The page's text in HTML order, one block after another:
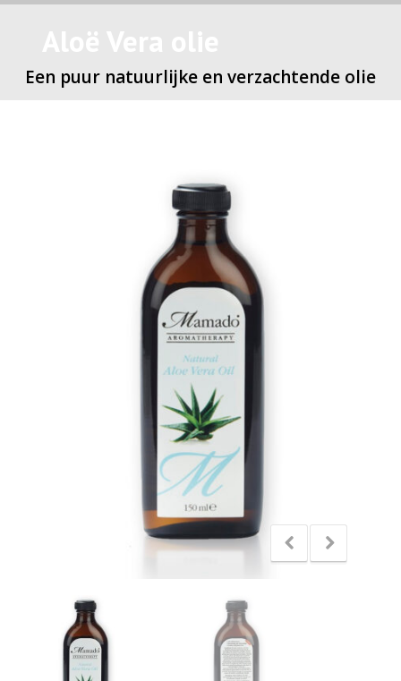
Een puur natuurlijke en verzachtende olie